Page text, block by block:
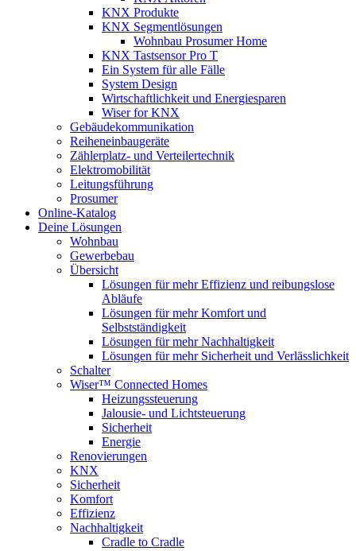
KNX Produkte
KNX Segmentlösungen
Wohnbau Prosumer Home
KNX Tastsensor Pro T
Ein System für alle Fälle
System Design
Wirtschaftlichkeit und Energiesparen
Wiser for KNX
Gebäudekommunikation
Reiheneinbaugeräte
Zählerplatz- und Verteilertechnik
Elektromobilität
Leitungsführung
Prosumer
Online-Katalog
Deine Lösungen
Wohnbau
Gewerbebau
Übersicht
Lösungen für mehr Effizienz und reibungslose
Abläufe
Lösungen für mehr Komfort und
Selbstständigkeit
Lösungen für mehr Nachhaltigkeit
Lösungen für mehr Sicherheit und Verlässlichkeit
Schalter
Wiser™ Connected Homes
Heizungssteuerung
Jalousie- und Lichtsteuerung
Sicherheit
Energie
Renovierungen
KNX
Sicherheit
Komfort
Effizienz
Nachhaltigkeit
Cradle to Cradle